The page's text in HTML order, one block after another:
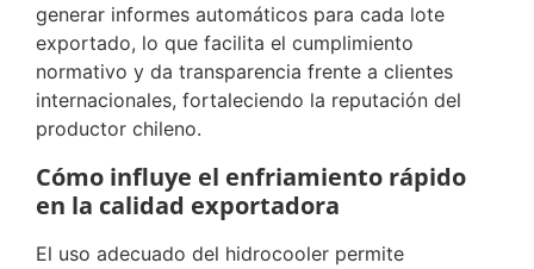
generar informes automáticos para cada lote
exportado, lo que facilita el cumplimiento
normativo y da transparencia frente a clientes
internacionales, fortaleciendo la reputación del
productor chileno.
Cómo influye el enfriamiento rápido
en la calidad exportadora
El uso adecuado del hidrocooler permite